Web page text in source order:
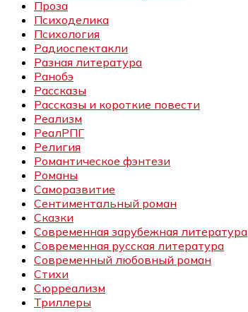
Проза
Психоделика
Психология
Радиоспектакли
Разная литература
Ранобэ
Рассказы
Рассказы и короткие повести
Реализм
РеалРПГ
Религия
Романтическое фэнтези
Романы
Саморазвитие
Сентиментальный роман
Сказки
Современная зарубежная литература
Современная русская литература
Современный любовный роман
Стихи
Сюрреализм
Триллеры